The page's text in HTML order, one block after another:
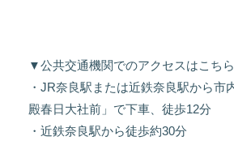
▼公共交通機関でのアクセスはこちら
・JR奈良駅または近鉄奈良駅から市
殿春日大社前」で下車、徒歩12分
・近鉄奈良駅から徒歩約30分